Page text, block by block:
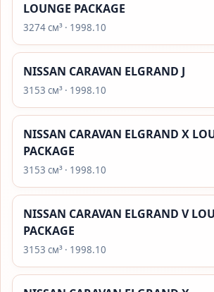
LOUNGE PACKAGE
3274 см³ · 1998.10
NISSAN CARAVAN ELGRAND J
3153 см³ · 1998.10
NISSAN CARAVAN ELGRAND X
PACKAGE
3153 см³ · 1998.10
NISSAN CARAVAN ELGRAND V
PACKAGE
3153 см³ · 1998.10